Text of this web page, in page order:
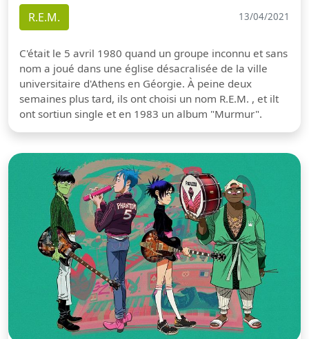
R.E.M. 13/04/2021
C'était le 5 avril 1980 quand un groupe inconnu et sans
nom a joué dans une église désacralisée de la ville
universitaire d'Athens en Géorgie. À peine deux
semaines plus tard, ils ont choisi un nom R.E.M. , et ilt
ont sortiun single et en 1983 un album "Murmur".